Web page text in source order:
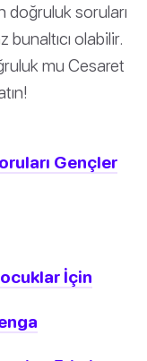
soruları
olabilir.
mu Cesaret
Gençler
İçin